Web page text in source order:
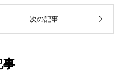
次の記事
事